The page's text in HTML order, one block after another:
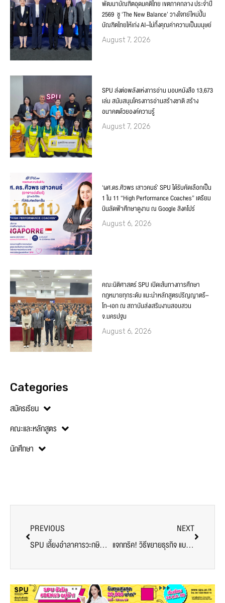
พัฒนาบัณฑิตอุดมคติไทย เขตภาคกลาง ประจำปี
2569 ชู ‘The New Balance’ วางโจทย์ใหม่ปั้น
บัณฑิตไทยให้เก่ง AI–ไม่ทิ้งคุณค่าความเป็นมนุษย์
August 7, 2026
SPU ส่งต่อพลังแห่งการอ่าน มอบหนังสือ 13,673
เล่ม สนับสนุนโครงการอ่านสร้างชาติ สร้าง
อนาคตด้วยองค์ความรู้
August 7, 2026
‘ผศ.ดร.ศิวพร เสาวคนธ์’ SPU ได้รับคัดเลือกเป็น
1 ใน 11 “High Performance Coaches” เตรียม
บินลัดฟ้าศึกษาดูงาน ณ Google สิงคโปร์
August 6, 2026
คณะนิติศาสตร์ SPU เปิดเส้นทางการศึกษา
กฎหมายทุกระดับ แนะนำหลักสูตรปริญญาตรี–
โท–เอก ณ สถาบันส่งเสริมงานสอบสวน
จ.นครปฐม
August 6, 2026
Categories
สมัครเรียน
คณะและหลักสูตร
นักศึกษา
PREVIOUS
SPU เลี้ยงอำลาคารวะกษิณานุสรณ์ รศ.ดร.ณรงค์ อยู่ถนอม รองอธิการบดี
NEXT
แจกทริค! วิธีขยายธุรกิจ แบบ Dek บริหารธุรกิจ SPU